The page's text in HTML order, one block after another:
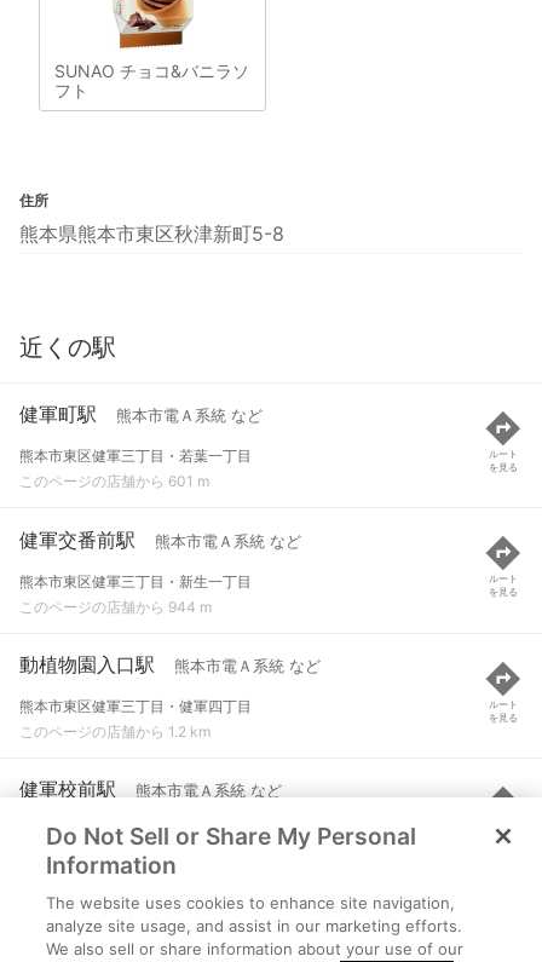
SUNAO チョコ&バニラソ
フト
住所
熊本県熊本市東区秋津新町5-8
近くの駅
健軍町駅 熊本市電Ａ系統 など
熊本市東区健軍三丁目・若葉一丁目
このページの店舗から 601 m
ルート
を見る
健軍交番前駅 熊本市電Ａ系統 など
熊本市東区健軍三丁目・新生一丁目
このページの店舗から 944 m
ルート
を見る
動植物園入口駅 熊本市電Ａ系統 など
熊本市東区健軍三丁目・健軍四丁目
このページの店舗から 1.2 km
ルート
を見る
健軍校前駅 熊本市電Ａ系統 など
熊本市東区健軍二丁目・健軍四丁目
このページの店舗から 1.6 km
ルート
を見る
神水交差点駅 熊本市電Ａ系統 など
熊本市中央区神水本町/東区健軍二丁目
Do Not Sell or Share My Personal
Information
The website uses cookies to enhance site navigation,
analyze site usage, and assist in our marketing efforts.
We also sell or share information about your use of our